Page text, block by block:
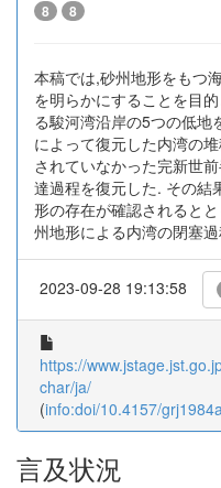
8 8
本稿では,砂州地形をもつ
を明らかにすることを目
る駿河湾沿岸の5つの低地
によって復元した内湾の
されていなかった完新世
達過程を復元した. その結
形の存在が確認されると
州地形による内湾の閉塞
2023-09-28 19:13:58
https://
char/ja/
(info:doi/10.4157/
言及状況